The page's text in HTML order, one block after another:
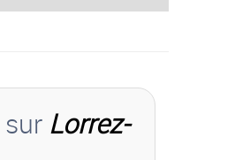
Lorrez-